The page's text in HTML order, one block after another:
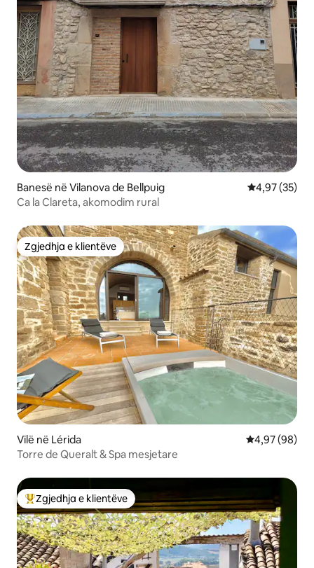
Banesë në Vilanova de Bellpuig Vlerësimi
4,97 (35)
Ca la Clareta, akomodim rural
Zgjedhja e klientëve
Zgjedhja e klientëve
Vilë në Lérida Vlerësimi
4,97 (98)
Torre de Queralt & Spa mesjetare
Më të mirat e zgjedhjeve të klientëve
Zgjedhja e klientëve